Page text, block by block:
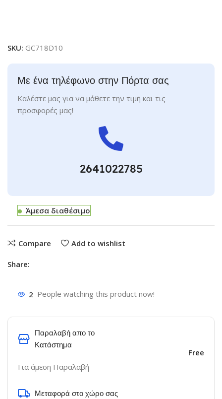
SKU: GC718D10
Με ένα τηλέφωνο στην Πόρτα σας
Καλέστε μας για να μάθετε την τιμή και τις
προσφορές μας!
2641022785
Άμεσα διαθέσιμο
Compare Add to wishlist
Share:
2 People watching this product now!
Παραλαβή απο το
Κατάστημα
Για άμεση Παραλαβή
Free
Μεταφορά στο χώρο σας